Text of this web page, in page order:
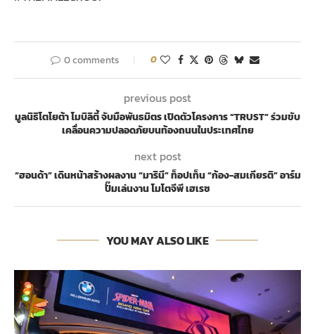
0 comments 0
previous post
มูลนิธิโตโยต้า โมบิลิตี้ จับมือพันธมิตร เปิดตัวโครงการ “TRUST” ร่วมขับ
เคลื่อนความปลอดภัยบนท้องถนนในประเทศไทย
next post
“ฮอนด้า” เดินหน้าสร้างผลงาน “มารินี” ท็อปเท็น “ก้อง-สมเกียรติ” อาร์ม
ปั๊มเล่นงาน โมโตจีพี เฮเรซ
YOU MAY ALSO LIKE